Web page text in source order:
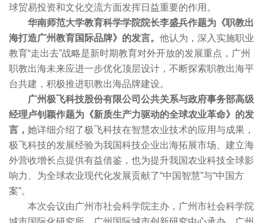
球贸易投资和文化交流方面发挥日益重要的作用。
华南师范大学教育科学学院院长李盛兵作题为《职教出
海打造广州教育国际品牌》的发言。 他认为，深入实施职业
教育“走出去”战略是新时期教育对外开放的发展重点，广州
职教出海未来应进一步优化顶层设计，不断探索职教出海平
台共建，积极推进职教出海品牌建设。
广州极飞科技股份有限公司公共关系与政府事务部高级
经理卢钊颖作题为《新质生产力驱动的全球农业革命》的发
言， 她详细介绍了极飞科技在智慧农业技术的应用与成果，
极飞科技的发展经验为我国科技企业出海拓展市场、建立海
外营收增长点提供有益借鉴，也为提升我国农业科技全球影
响力、为全球农业现代化发展贡献了“中国智慧”与“中国方
案”。
本次会议由广州市社会科学院主办，广州市社会科学院